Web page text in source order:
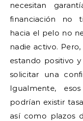
necesitan
financiación no
hacia el pelo no
nadie activo.
estando positivo
solicitar una
Igualmente,
podrían existir
así­ como plazos